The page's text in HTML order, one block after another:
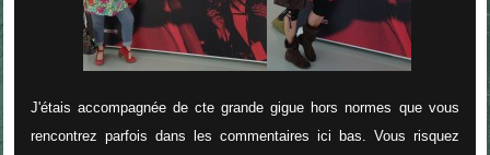
J'étais accompagnée de cte grande gigue hors normes que vous
rencontrez parfois dans les commentaires ici bas. Vous risquez